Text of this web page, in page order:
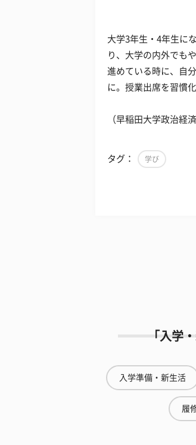
大学3年生・4年生に
り、大学の内外でも
進めている時に、自
に。授業出席を習慣
（早稲田大学政治経
タグ： 学び
「入学
入学準備・新生活
履